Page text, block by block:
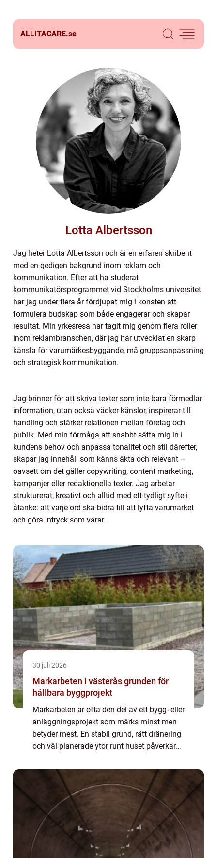
ALLITACARE.se
Lotta Albertsson
Jag heter Lotta Albertsson och är en erfaren skribent
med en gedigen bakgrund inom reklam och
kommunikation. Efter att ha studerat
kommunikatörsprogrammet vid Stockholms universitet
har jag under flera år fördjupat mig i konsten att
formulera budskap som både engagerar och skapar
resultat. Min yrkesresa har tagit mig genom flera roller
inom reklambranschen, där jag har utvecklat en skarp
känsla för varumärkesbyggande, målgruppsanpassning
och strategisk kommunikation.
Jag brinner för att skriva texter som inte bara förmedlar
information, utan också väcker känslor, inspirerar till
handling och stärker relationen mellan företag och
publik. Med min förmåga att snabbt sätta mig in i
kundens behov och anpassa tonalitet och stil därefter,
skapar jag innehåll som känns äkta och relevant –
oavsett om det gäller copywriting, content marketing,
kampanjer eller redaktionella texter. Jag arbetar
strukturerat, kreativt och alltid med ett tydligt syfte i
åtanke: att varje ord ska bidra till att lyfta varumärket
och göra intryck som varar.
30 juli 2026
Markarbeten i västerås grunden för
hållbara byggprojekt
Markarbeten är ofta den del av ett bygg- eller
anläggningsprojekt som märks minst men
betyder mest. En stabil grund, rätt dränering
och väl planerade ytor runt huset påverkar
många år framåt. I Västerås, där m...